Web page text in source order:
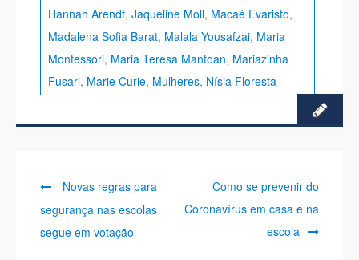
Hannah Arendt,Jaqueline Moll, Macaé Evaristo,
Madalena Sofia Barat, Malala Yousafzai, Maria
Montessori, Maria Teresa Mantoan, Mariazinha
Fusari, Marie Curie, Mulheres, Nísia Floresta
Navegação
de
Previous
post:
Novas regras para
segurança nas escolas
segue em votação
Next
post:
Como se prevenir do
Coronavírus em casa e na
escola